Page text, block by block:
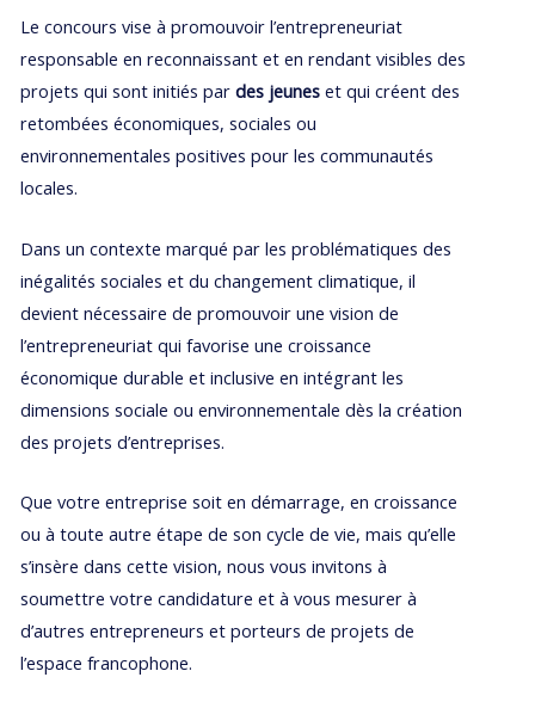
Le concours vise à promouvoir l’entrepreneuriat
responsable en reconnaissant et en rendant visibles des
projets qui sont initiés pardes jeuneset qui créent des
retombées économiques, sociales ou
environnementales positives pour les communautés
locales.
Dans un contexte marqué par les problématiques des
inégalités sociales et du changement climatique, il
devient nécessaire de promouvoir une vision de
l’entrepreneuriat qui favorise une croissance
économique durable et inclusive en intégrant les
dimensions sociale ou environnementale dès la création
des projets d’entreprises.
Que votre entreprise soit en démarrage, en croissance
ou à toute autre étape de son cycle de vie, mais qu’elle
s’insère dans cette vision, nous vous invitons à
soumettre votre candidature et à vous mesurer à
d’autres entrepreneurs et porteurs de projets de
l’espace francophone.